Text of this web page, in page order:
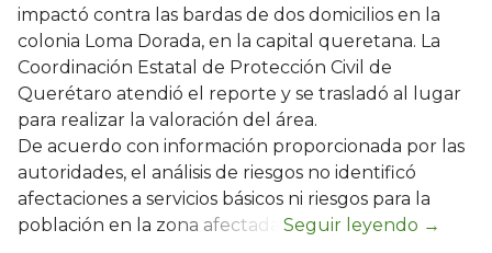
impactó contra las bardas de dos domicilios en la
colonia Loma Dorada, en la capital queretana. La
Coordinación Estatal de Protección Civil de
Querétaro atendió el reporte y se trasladó al lugar
para realizar la valoración del área.
De acuerdo con información proporcionada por las
autoridades, el análisis de riesgos no identificó
afectaciones a servicios básicos ni riesgos para la
población en la zona afectada.